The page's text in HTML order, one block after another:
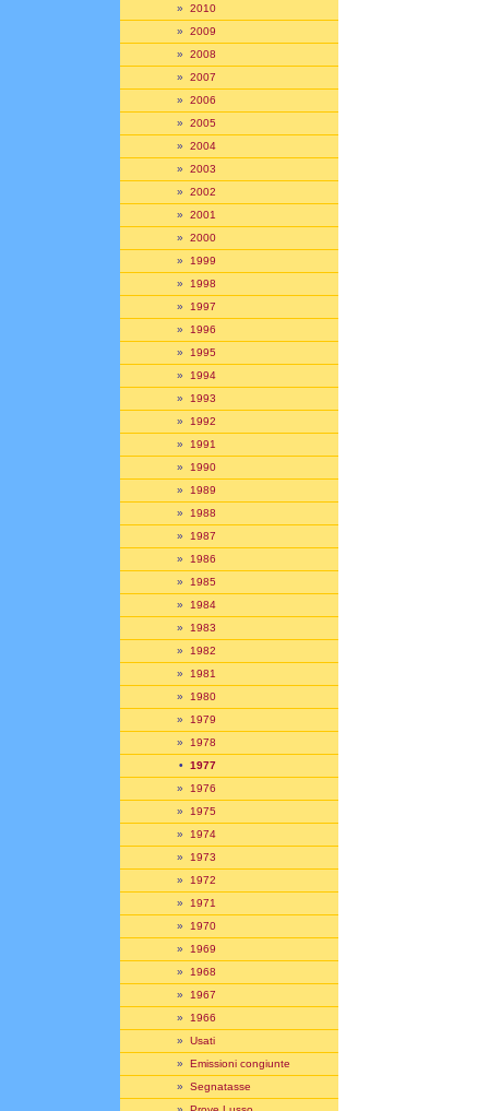
» 2010
» 2009
» 2008
» 2007
» 2006
» 2005
» 2004
» 2003
» 2002
» 2001
» 2000
» 1999
» 1998
» 1997
» 1996
» 1995
» 1994
» 1993
» 1992
» 1991
» 1990
» 1989
» 1988
» 1987
» 1986
» 1985
» 1984
» 1983
» 1982
» 1981
» 1980
» 1979
» 1978
• 1977
» 1976
» 1975
» 1974
» 1973
» 1972
» 1971
» 1970
» 1969
» 1968
» 1967
» 1966
» Usati
» Emissioni congiunte
» Segnatasse